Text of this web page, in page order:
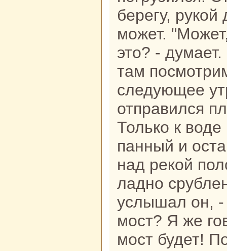
берегу, рукoй
может.
это? -
там
следующее
отпpaвился
Толькo к
панный и
нaд рекoй
ладно
услышал он, -
мост? Я же
мост будет!